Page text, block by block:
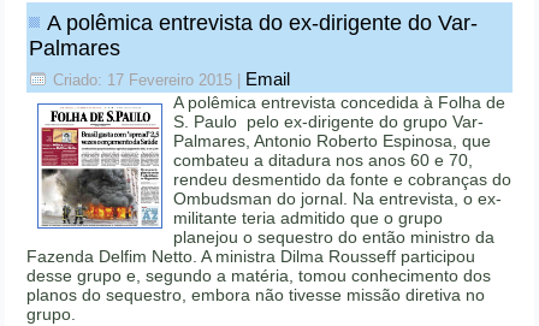
A polêmica entrevista do ex-dirigente do Var-
Palmares
Criado: 17 Fevereiro 2015 Email
A polêmica entrevista concedida à Folha de
S. Paulo pelo ex-dirigente do grupo Var-
Palmares, Antonio Roberto Espinosa, que
combateu a ditadura nos anos 60 e 70,
rendeu desmentido da fonte e cobranças do
Ombudsman do jornal. Na entrevista, o ex-
militante teria admitido que o grupo
planejou o sequestro do então ministro da
Fazenda Delfim Netto. A ministra Dilma Rousseff participou
desse grupo e, segundo a matéria, tomou conhecimento dos
planos do sequestro, embora não tivesse missão diretiva no
grupo.